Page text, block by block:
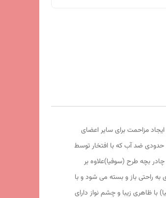
مزاحمت برای سایر اعضای
ضد آب که با افتخار توسط
بچه طرح (سوفیا)علاوه بر
اسباب بازی ها توسط والدین است. این محصول با وزن سبک ، حمل آسان و کاور دایره ای شکل 40 سانتی متری به راحتی باز و بسته می شود و با
(سوفیا) با ظاهری زیبا و چشم نواز دارای